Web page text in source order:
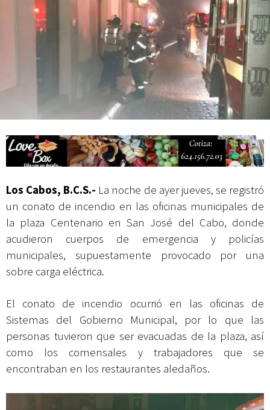
Campesina
Los Cabos, B.C.S.- La noche de ayer jueves, se registró
un conato de incendio en las oficinas municipales de
la plaza Centenario en San José del Cabo, donde
acudieron cuerpos de emergencia y policías
municipales, supuestamente provocado por una
sobre carga eléctrica.
El conato de incendio ocurrió en las oficinas de
Sistemas del Gobierno Municipal, por lo que las
personas tuvieron que ser evacuadas de la plaza, así
como los comensales y trabajadores que se
encontraban en los restaurantes aledaños.